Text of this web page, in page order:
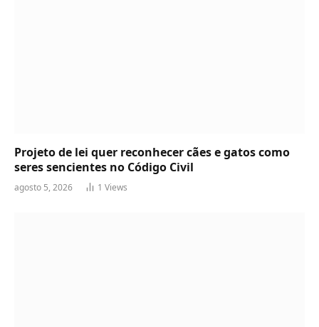
Projeto de lei quer reconhecer cães e gatos como
seres sencientes no Código Civil
agosto 5, 2026 1 Views